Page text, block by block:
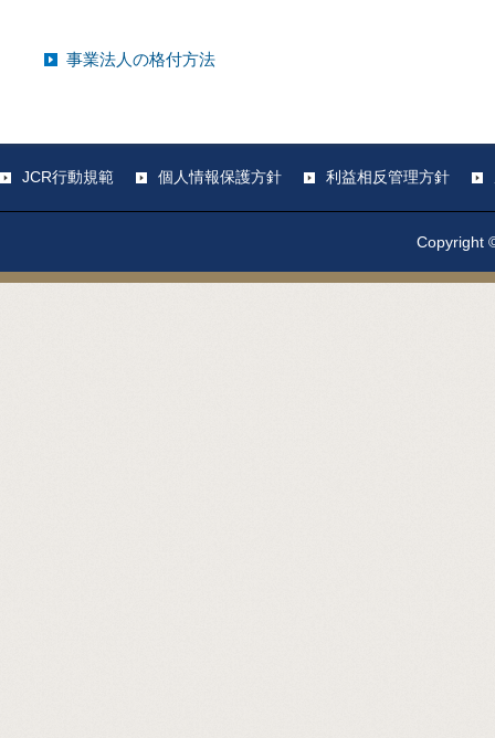
事業法人の格付方法
JCR行動規範 個人情報保護方針 利益相反管理方針
Copyright